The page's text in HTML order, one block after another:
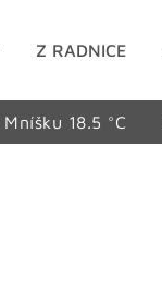
Z RADNICE
18.5 °C